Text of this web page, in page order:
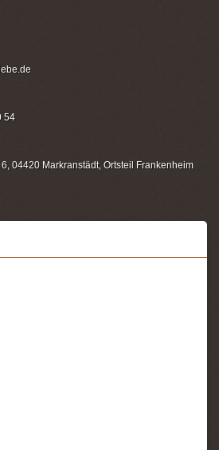
54
6, 04420 Markranstädt, Ortsteil Frankenheim